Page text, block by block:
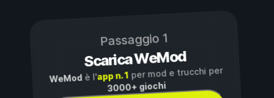
Passaggio 1
Scarica WeMod
WeMod è l'app n. 1per mod e trucchi per
3000+ giochi